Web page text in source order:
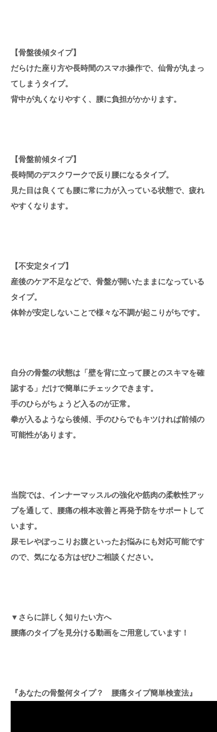
【骨盤後傾タイプ】
だらけた座り方や長時間のスマホ操作で、仙骨が丸まっ
てしまうタイプ。
背中が丸くなりやすく、腰に負担がかかります。
【骨盤前傾タイプ】
長時間のデスクワークで反り腰になるタイプ。
見た目は良くても腰に常に力が入っている状態で、疲れ
やすくなります。
【不安定タイプ】
産後のケア不足などで、骨盤が開いたままになっている
タイプ。
体幹が安定しないことで様々な不調が起こりがちです。
自分の骨盤の状態は「壁を背に立って腰とのスキマを確
認する」だけで簡単にチェックできます。
手のひらがちょうど入るのが正常。
拳が入るようなら後傾、手のひらでもキツければ前傾の
可能性があります。
当院では、インナーマッスルの強化や筋肉の柔軟性アッ
プを通して、腰痛の根本改善と再発予防をサポートして
います。
尿モレやぽっこりお腹といったお悩みにも対応可能です
ので、気になる方はぜひご相談ください。
▼さらに詳しく知りたい方へ
腰痛のタイプを見分ける動画をご用意しています！
『あなたの骨盤何タイプ？ 腰痛タイプ簡単検査法』